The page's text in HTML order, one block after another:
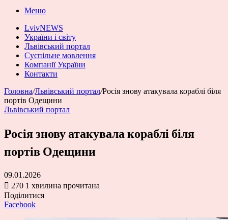
Меню
LvivNEWS
України і світу
Львівський портал
Суспільне мовлення
Компанії України
Контакти
Головна/Львівський портал/Росія знову атакувала кораблі біля
портів Одещини
Львівський портал
Росія знову атакувала кораблі біля
портів Одещини
09.01.2026
270 1 хвилина прочитана
Поділитися
Facebook